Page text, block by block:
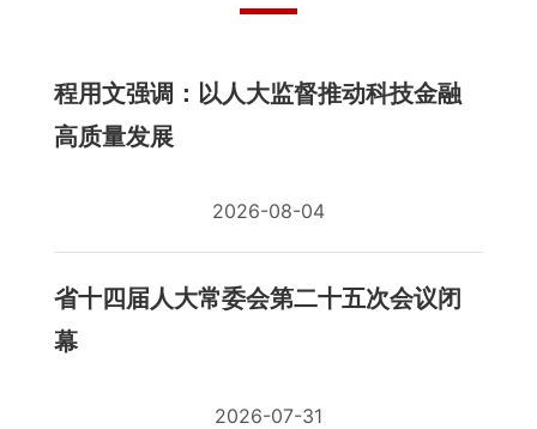
程用文强调：以人大监督推动科技金融
高质量发展
2026-08-04
省十四届人大常委会第二十五次会议闭
幕
2026-07-31